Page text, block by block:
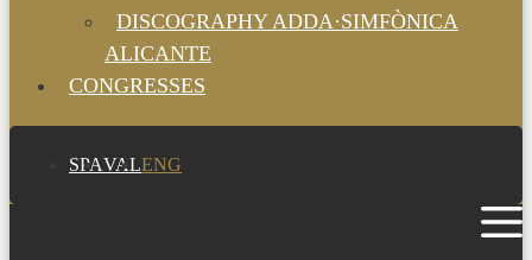
DISCOGRAPHY ADDA·SIMFÒNICA
ALICANTE
CONGRESSES
SPAVALENG